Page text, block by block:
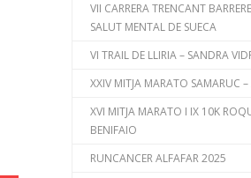
VII CARRERA TRENCANT
SALUT MENTAL DE SUECA
VI TRAIL DE LLIRIA – SANDRA
XXIV MITJA MARATO SAMARUC –
XVI MITJA MARATO I IX 10K
BENIFAIO
RUNCANCER ALFAFAR 2025